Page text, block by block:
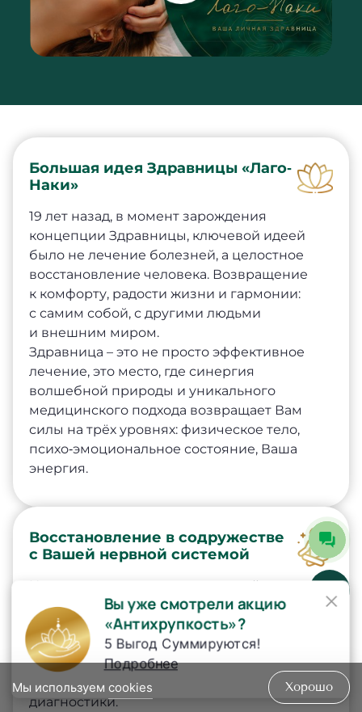
Большая идея Здравницы «Лаго‐
Наки»
19 лет назад, в момент зарождения
концепции Здравницы, ключевой идеей
было не лечение болезней, а целостное
восстановление человека. Возвращение
к комфорту, радости жизни и гармонии:
с самим собой, с другими людьми
и внешним миром.
Здравница – это не просто эффективное
лечение, это место, где синергия
волшебной природы и уникального
медицинского подхода возвращает Вам
силы на трёх уровнях: физическое тело,
психо‐эмоциональное состояние, Ваша
энергия.
Восстановление в содружестве
с Вашей нервной системой
Нервная система — невероятный
механизм, созданный природой. Порой
даже через боль он пытается донести
сигнал о проблемах в организме. Врачи
Здравницы не глушат этот сигнал, они его
расшифровывают через 7 видов
диагностики.
Мы используем cookies Хорошо
×
Вы уже смотрели акцию
«Антихрупкость»?
5 Выгод Суммируются!
Подробнее